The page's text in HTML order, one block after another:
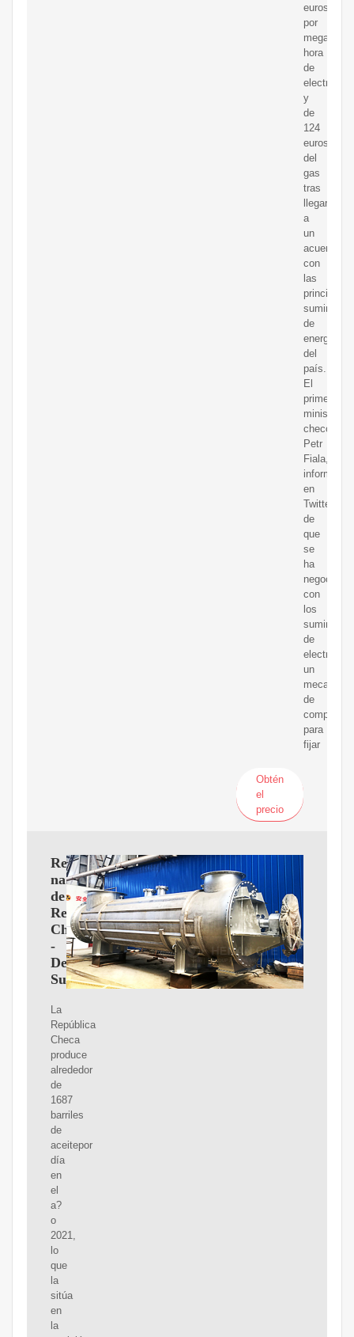
euros
por
megavatio-
hora
de
y
de
124
euros
del
gas
tras
llegar
a
un
acuerdo
con
las
principales
de
energía
del
país.
El
primer
ministro
checo,
Petr
Fiala,
informó
en
Twitter
de
que
se
ha
negociado
con
los
de
un
de
para
fijar
Obtén
el
precio
Recursos
naturales
de
República
Checa
-
Desarrollo
Sustentable
La
República
Checa
produce
alrededor
de
1687
barriles
de
aceitepor
día
en
el
a?
o
2021,
lo
que
la
sitúa
en
la